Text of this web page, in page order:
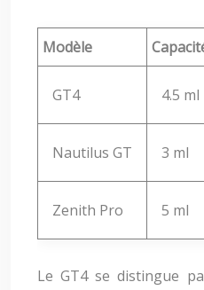
Modèle
GT4 4.5 ml
Nautilus GT 3 ml
Zenith Pro 5 ml
Le GT4 se distingue